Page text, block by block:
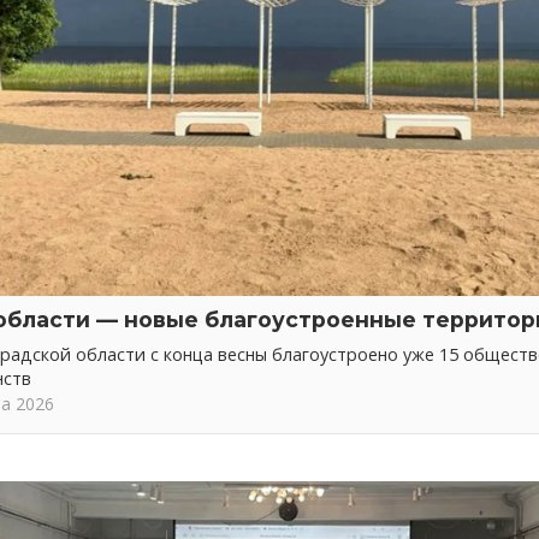
— новые благоустроенные
области с конца весны благоустроено уже 15
2026